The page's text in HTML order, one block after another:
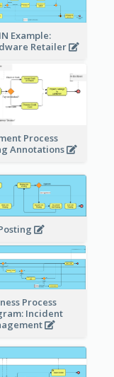
Example:
Retailer
Process
Annotations
Process
Incident